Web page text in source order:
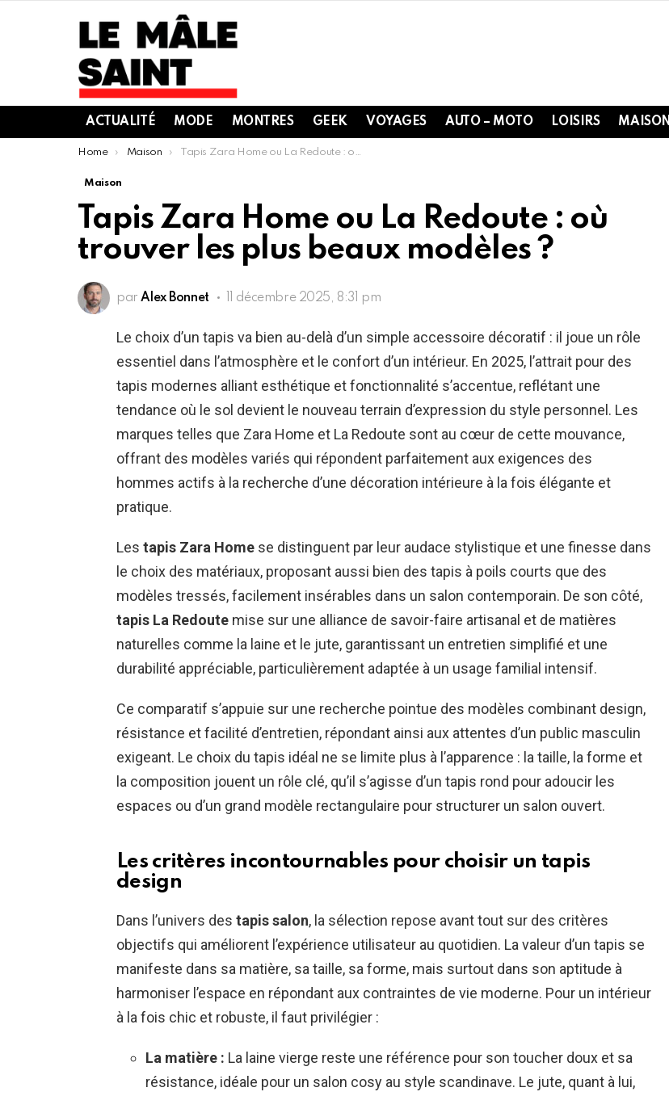
ACTUALITÉ MODE MONTRES GEEK VOYAGES AUTO – MOTO LOISIRS MAISON
You are here:
Home Maison Tapis Zara Home ou La Redoute : où trouver les plus beaux modèles ?
Maison
Tapis Zara Home ou La Redoute : où
trouver les plus beaux modèles ?
par Alex Bonnet 11 décembre 2025, 8:31 pm
Le choix d’un tapis va bien au-delà d’un simple accessoire décoratif : il joue un rôle
essentiel dans l’atmosphère et le confort d’un intérieur. En 2025, l’attrait pour des
tapis modernes alliant esthétique et fonctionnalité s’accentue, reflétant une
tendance où le sol devient le nouveau terrain d’expression du style personnel. Les
marques telles que Zara Home et La Redoute sont au cœur de cette mouvance,
offrant des modèles variés qui répondent parfaitement aux exigences des
hommes actifs à la recherche d’une décoration intérieure à la fois élégante et
pratique.
Les tapis Zara Home se distinguent par leur audace stylistique et une finesse dans
le choix des matériaux, proposant aussi bien des tapis à poils courts que des
modèles tressés, facilement insérables dans un salon contemporain. De son côté,
tapis La Redoute mise sur une alliance de savoir-faire artisanal et de matières
naturelles comme la laine et le jute, garantissant un entretien simplifié et une
durabilité appréciable, particulièrement adaptée à un usage familial intensif.
Ce comparatif s’appuie sur une recherche pointue des modèles combinant design,
résistance et facilité d’entretien, répondant ainsi aux attentes d’un public masculin
exigeant. Le choix du tapis idéal ne se limite plus à l’apparence : la taille, la forme et
la composition jouent un rôle clé, qu’il s’agisse d’un tapis rond pour adoucir les
espaces ou d’un grand modèle rectangulaire pour structurer un salon ouvert.
Les critères incontournables pour choisir un tapis
design
Dans l’univers des tapis salon, la sélection repose avant tout sur des critères
objectifs qui améliorent l’expérience utilisateur au quotidien. La valeur d’un tapis se
manifeste dans sa matière, sa taille, sa forme, mais surtout dans son aptitude à
harmoniser l’espace en répondant aux contraintes de vie moderne. Pour un intérieur
à la fois chic et robuste, il faut privilégier :
La matière : La laine vierge reste une référence pour son toucher doux et sa
résistance, idéale pour un salon cosy au style scandinave. Le jute, quant à lui,